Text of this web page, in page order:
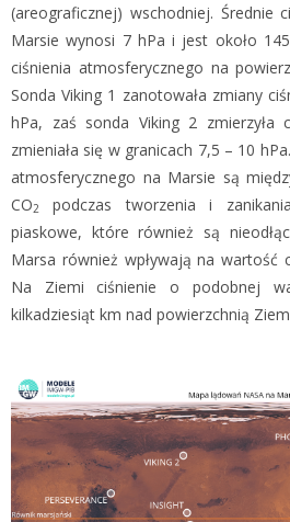
(areograficznej) wschodniej. Średnie
Marsie wynosi 7 hPa i jest około
ciśnienia atmosferycznego na
Sonda Viking 1 zanotowała zmiany
hPa, zaś sonda Viking 2 zmierzyła
zmieniała się w granicach 7,5 – 10
atmosferycznego na Marsie są
CO2
podczas tworzenia i
piaskowe, które również są
Marsa również wpływają na wartość
Na Ziemi ciśnienie o podobnej
kilkadziesiąt km nad powierzchnią